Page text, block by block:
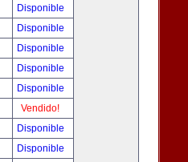
Disponible
Disponible
Disponible
Disponible
Disponible
Vendido!
Disponible
Disponible